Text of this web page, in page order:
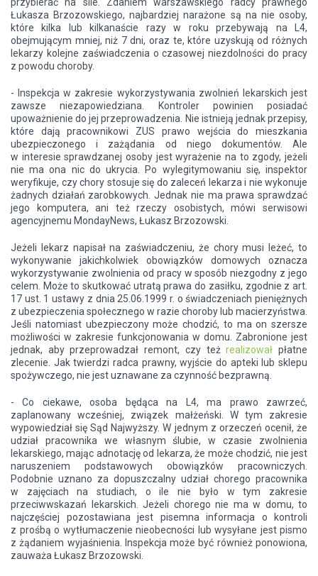
Łukasza Brzozowskiego, najbardziej narażone są na nie osoby,
które kilka lub kilkanaście razy w roku przebywają na L4,
obejmującym mniej, niż 7 dni, oraz te, które uzyskują od różnych
lekarzy kolejne zaświadczenia o czasowej niezdolności do pracy
z powodu choroby.
- Inspekcja w zakresie wykorzystywania zwolnień lekarskich jest
zawsze niezapowiedziana. Kontroler powinien posiadać
upoważnienie do jej przeprowadzenia. Nie istnieją jednak przepisy,
które dają pracownikowi ZUS prawo wejścia do mieszkania
ubezpieczonego i zażądania od niego dokumentów. Ale
w interesie sprawdzanej osoby jest wyrażenie na to zgody, jeżeli
nie ma ona nic do ukrycia. Po wylegitymowaniu się, inspektor
weryfikuje, czy chory stosuje się do zaleceń lekarza i nie wykonuje
żadnych działań zarobkowych. Jednak nie ma prawa sprawdzać
jego komputera, ani też rzeczy osobistych, mówi serwisowi
agencyjnemu MondayNews, Łukasz Brzozowski.
Jeżeli lekarz napisał na zaświadczeniu, że chory musi leżeć, to
wykonywanie jakichkolwiek obowiązków domowych oznacza
wykorzystywanie zwolnienia od pracy w sposób niezgodny z jego
celem. Może to skutkować utratą prawa do zasiłku, zgodnie z art.
17 ust. 1 ustawy z dnia 25.06.1999 r. o świadczeniach pieniężnych
z ubezpieczenia społecznego w razie choroby lub macierzyństwa.
Jeśli natomiast ubezpieczony może chodzić, to ma on szersze
możliwości w zakresie funkcjonowania w domu. Zabronione jest
jednak, aby przeprowadzał remont, czy teżrealizował płatne
zlecenie. Jak twierdzi radca prawny, wyjście do apteki lub sklepu
spożywczego, nie jest uznawane za czynność bezprawną.
- Co ciekawe, osoba będąca na L4, ma prawo zawrzeć,
zaplanowany wcześniej, związek małżeński. W tym zakresie
wypowiedział się Sąd Najwyższy. W jednym z orzeczeń ocenił, że
udział pracownika we własnym ślubie, w czasie zwolnienia
lekarskiego, mając adnotację od lekarza, że może chodzić, nie jest
naruszeniem podstawowych obowiązków pracowniczych.
Podobnie uznano za dopuszczalny udział chorego pracownika
w zajęciach na studiach, o ile nie było w tym zakresie
przeciwwskazań lekarskich. Jeżeli chorego nie ma w domu, to
najczęściej pozostawiana jest pisemna informacja o kontroli
z prośbą o wytłumaczenie nieobecności lub wysyłane jest pismo
z żądaniem wyjaśnienia. Inspekcja może być również ponowiona,
zauważa Łukasz Brzozowski.